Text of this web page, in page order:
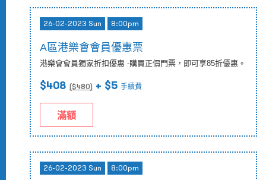
26-02-2023 Sun 8:00pm
A區港樂會會員優惠票
港樂會會員獨家折扣優惠 -購買正價門票，即可享85折優惠。
$408 ($480) + $5 手續費
滿額
26-02-2023 Sun 8:00pm